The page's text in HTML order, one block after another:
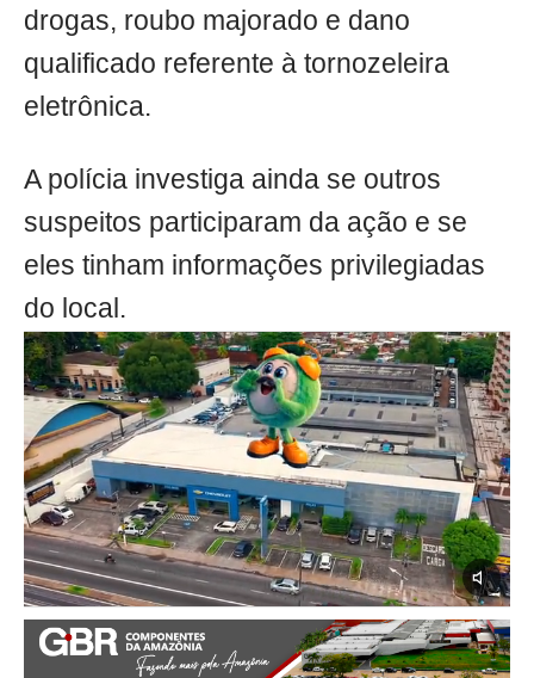
drogas, roubo majorado e dano
qualificado referente à tornozeleira
eletrônica.
A polícia investiga ainda se outros
suspeitos participaram da ação e se
eles tinham informações privilegiadas
do local.